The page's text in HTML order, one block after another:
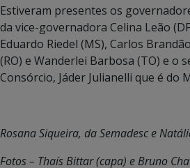
Estiveram presentes os
da vice-governadora Celina Leão
Eduardo Riedel (MS), Carlos
(RO) e Wanderlei Barbosa (TO) e o
Consórcio, Jáder Julianelli que é do
Rosana Siqueira, da Semadesc e
Fotos – Thaís Bittar (capa) e Bruno